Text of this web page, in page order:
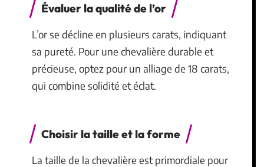
Évaluer la qualité de l’or
L’or se décline en plusieurs carats, indiquant
sa pureté. Pour une chevalière durable et
précieuse, optez pour un alliage de 18 carats,
qui combine solidité et éclat.
Choisir la taille et la forme
La taille de la chevalière est primordiale pour